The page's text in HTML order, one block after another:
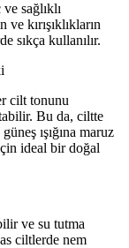
sağlıklı
kırışıklıkların
sıkça kullanılır.
cilt tonunu
Bu da, ciltte
ışığına maruz
ideal bir doğal
ve su tutma
ciltlerde nem